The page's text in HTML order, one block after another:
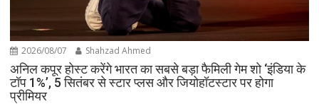
2026/08/07 Shahzad Ahmed
अनिल कपूर होस्ट करेंगे भारत का सबसे बड़ा फैमिली गेम शो ‘इंडिया के
टॉप 1%’, 5 सितंबर से स्टार प्लस और जियोहॉटस्टार पर होगा
प्रीमियर